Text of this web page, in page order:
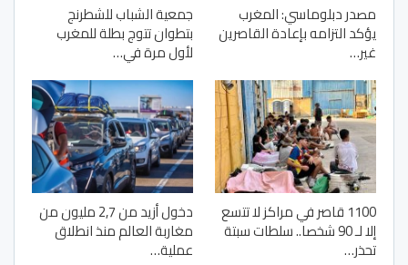
مصدر دبلوماسي: المغرب
يؤكد التزامه بإعادة القاصرين
غير…
جمعية الشباب للشطرنج
بتطوان تتوج بطلة للمغرب
لأول مرة في…
1100 قاصر في مراكز لا تتسع
إلا لـ 90 شخصا.. سلطات سبتة
تحذر…
دخول أزيد من 2,7 مليون من
مغاربة العالم منذ انطلاق
عملية…